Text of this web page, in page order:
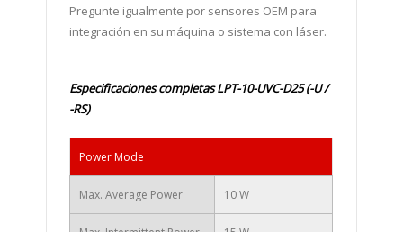
Pregunte igualmente por sensores OEM para
integración en su máquina o sistema con láser.
Especificaciones completas LPT-10-UVC-D25 (-U /
-RS)
Power Mode
Max. Average Power 10 W